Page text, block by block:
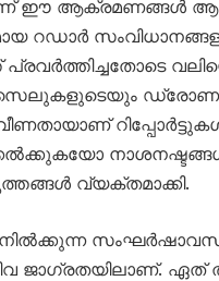
ഈ ആക്രമണങ്ങൾ
റഡാർ
മിസൈലുകളുടെയും
വ്യക്തമാക്കി.
ഏത്